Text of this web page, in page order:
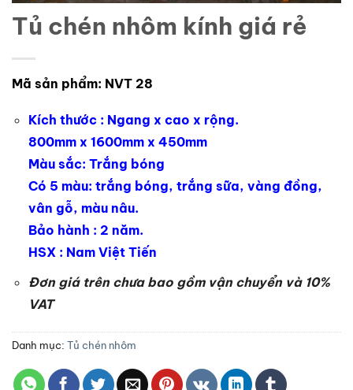
Tủ chén nhôm kính giá rẻ
Mã sản phẩm: NVT 28
Kích thước : Ngang x cao x rộng.
800mm x 1600mm x 450mm
Màu sắc: Trắng bóng
Có 5 màu: trắng bóng, trắng sữa, vàng đồng,
vân gỗ, màu nâu.
Bảo hành : 2 năm.
HSX : Nam Việt Tiến
Đơn giá trên chưa bao gồm vận chuyển và 10%
VAT
Danh mục: Tủ chén nhôm